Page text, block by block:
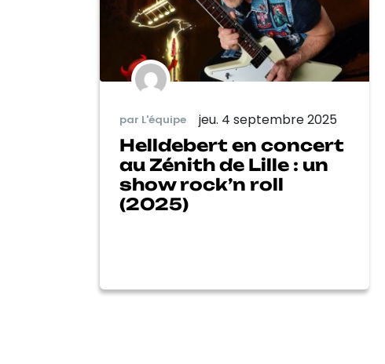
par L'équipe jeu. 4 septembre 2025
Helldebert en concert
au Zénith de Lille : un
show rock’n roll
(2025)